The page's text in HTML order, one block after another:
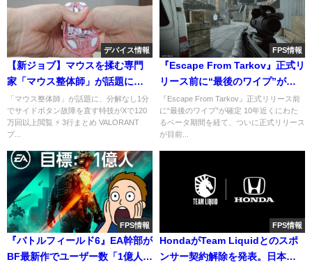
デバイス情報
【新ジョブ】マウスを揉む専門
家「マウス整体師」が話題に、
分解なしで故障を直す圧倒的手
技
「マウス整体師」が話題に、分解なし1分
でサイドボタン故障を直す特技がXで120
万回以上閲覧 ⚡ 3行まとめ VALORANT
プ...
FPS情報
『Escape From Tarkov』正式リ
リース前に“最後のワイプ”が確
定。リリース時期にも注目集ま
る
『Escape From Tarkov』正式リリース前
に“最後のワイプ”が確定 10年近くにわた
るベータ期間を経て、ついに正式リリース
が目前...
FPS情報
『バトルフィールド6』EA幹部が
BF最新作でユーザー数「1億人」
FPS情報
HondaがTeam Liquidとのスポ
ンサー契約解除を発表。日本チ